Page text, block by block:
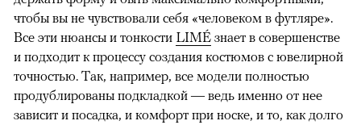
чтобы вы не чувствовали себя «человеком в футляре».
Все эти нюансы и тонкости LIMÉ знает в совершенстве
и подходит к процессу создания костюмов с ювелирной
точностью. Так, например, все модели полностью
продублированы подкладкой — ведь именно от нее
зависит и посадка, и комфорт при носке, и то, как долго